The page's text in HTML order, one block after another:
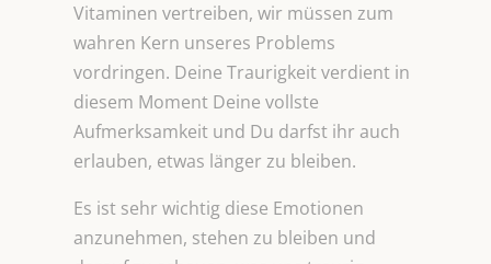
Vitaminen vertreiben, wir müssen zum
wahren Kern unseres Problems
vordringen. Deine Traurigkeit verdient in
diesem Moment Deine vollste
Aufmerksamkeit und Du darfst ihr auch
erlauben, etwas länger zu bleiben.
Es ist sehr wichtig diese Emotionen
anzunehmen, stehen zu bleiben und